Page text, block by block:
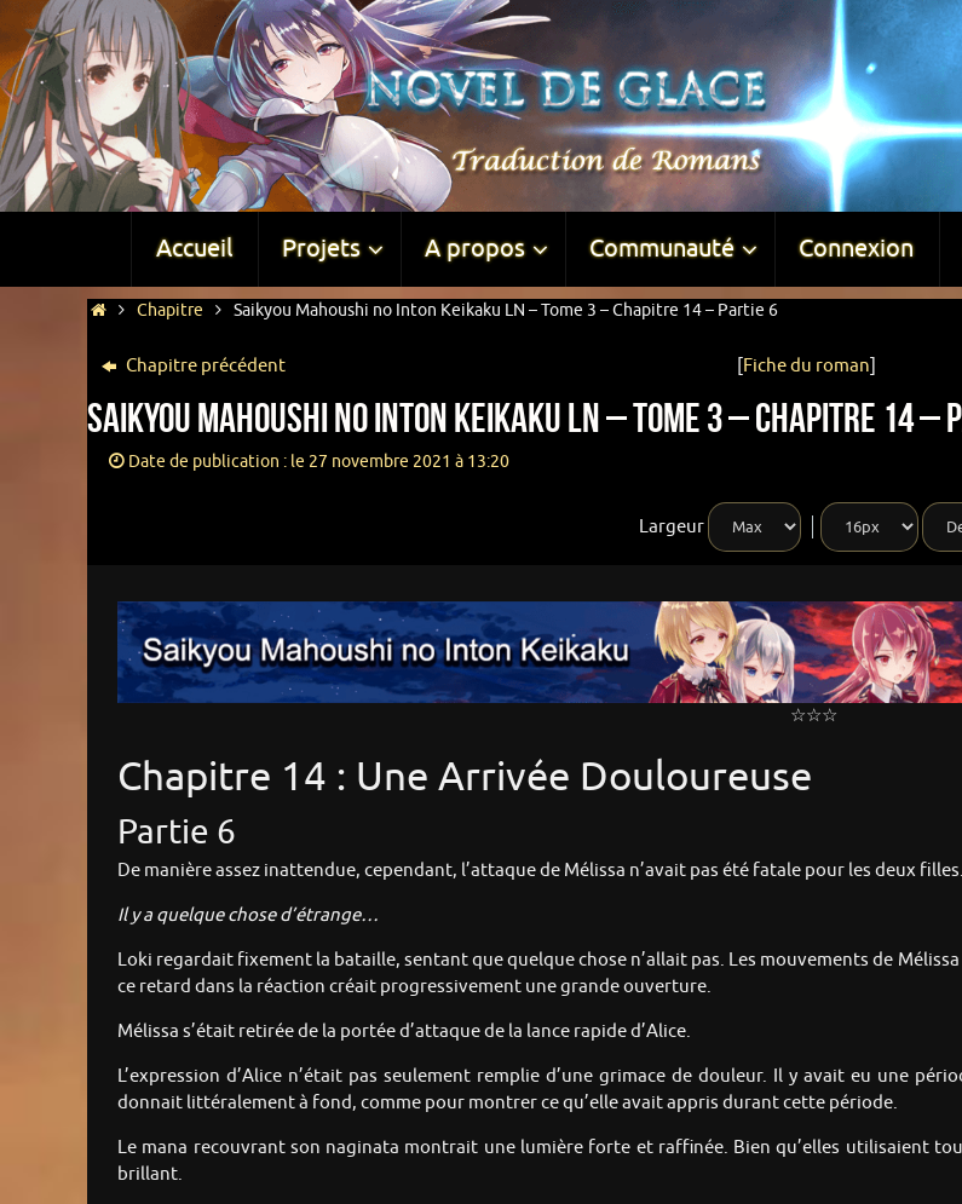
Accueil Projets A propos Communauté Connexion
Chapitre Saikyou Mahoushi no Inton Keikaku LN – Tome 3 – Chapitre 14 – Partie 6
Chapitre précédent [Fiche du roman]
Saikyou Mahoushi no Inton Keikaku LN – Tome 3 – Chapitre 14 –
Date de publication : le 27 novembre 2021 à 13:20
Largeur
☆☆☆
Chapitre 14 : Une Arrivée Douloureuse
Partie 6
De manière assez inattendue, cependant, l’attaque de Mélissa n’avait pas été fatale pour les deux
Il y a quelque chose d’étrange…
Loki regardait fixement la bataille, sentant que quelque chose n’allait pas. Les mouvements de
ce retard dans la réaction créait progressivement une grande ouverture.
Mélissa s’était retirée de la portée d’attaque de la lance rapide d’Alice.
L’expression d’Alice n’était pas seulement remplie d’une grimace de douleur. Il y avait eu une
donnait littéralement à fond, comme pour montrer ce qu’elle avait appris durant cette période.
Le mana recouvrant son naginata montrait une lumière forte et raffinée. Bien qu’elles utilisaient
brillant.